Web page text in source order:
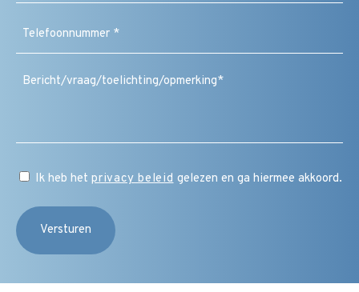
(Vereist)
Bericht
/
opmerking
(Vereist)
Instemming
Ik heb het privacy beleidgelezen en ga hiermee akkoord.